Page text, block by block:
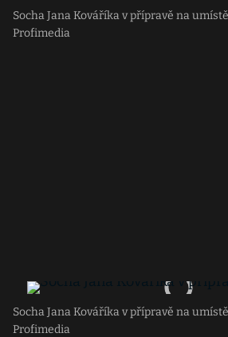
Socha Jana Kováříka v přípravě na
Profimedia
Socha Jana Kováříka v přípravě na
Profimedia